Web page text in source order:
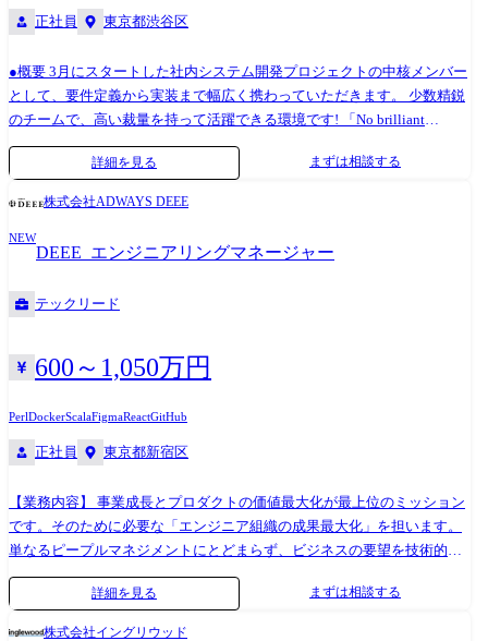
ー実行エンジンを構築し、エージェントの行動を安全に制御する
果責任 (KR/メトリクス) Agent SDK 採用率 (社内チームの利用率・満足度)
エージェント実行成功率 (タスク完了率、チェックポイントからのリカバ
リ成功率) Harness 起因の障害率 (ガードレール突破率、状態不整合率) 実
行レイテンシ P95 / P99 (Harness 層のオーバーヘッド) 推論コスト効率 (モ
デルルーティングによるコスト最適化) 開発者体験スコア (SDK / API の社
内 NPS) ●チーム体制 約120名が開発組織に在籍しています。 Agent
インフラ・SRE Data — データパイプライン・分析基盤 Agent Harness —
エージェント実行フレームワーク 密接に連携する役割: Agentic Product
Engineer — エージェント機能開発 (SDK のユーザー) Research Engineer —
研究開発・新手法の基盤統合 AI Quality Scientist — 評価パイプラインと
言語 : Python, Go (バックエンド・基盤開発) , TypeScript / React / Next.js
(フロントエンド部) / NX インフラ : GCP (コンテナ / K8s) , Docker,
GitHub, Notion AI 開発支援 : Claude Code MAX Plan, Cursor, ChatGPT,
インシデント自動解析を通じて品質と安定性の向上を実現します。 安
ら、技術者として大きく成長できるポジションです。 組織情報 モバイル
業界は高品質な通信サービスを提供し続けると同時に、コンテンツやサ
ービスといった非通信サービスも拡充しており、その提供するサービス
はますます拡がりを見せています。我々は通信サービスを支える大規模
ミッションクリティカルシステムを構築・維持管理するとともに、昨今
きく成長しています。事業環境および我々自身が変革期にあり、様々な
チャレンジ領域と機会があるなかで、大きなやりがいをもって自己成長
正社員 東京都渋谷区
●概要 3月にスタートした社内システム開発プロジェクトの中核メンバー
として、要件定義から実装まで幅広く携わっていただきます。 少数精鋭
のチームで、高い裁量を持って活躍できる環境です! 「No brilliant
Jerks」をテーマに掲げ、個人の技術力よりもチームパフォーマンスの最
大化を重視しています。 様々なバックグラウンドを持つメンバーが協力
し合い、お互いに高め合いながら成長できる環境をご用意しています。
これまでkintoneで管理していた社内システムの内製化に携わっていただ
きます。 ・Go を用いたバックエンドAPIの設計・開発を中心に担当して
いただきます。 ・AIエージェント(Claude Code / Cursor)と協働しなが
ら、仕様策定から実装・テストまでを一貫して推進していただきます。
域を広げ、フルスタックエンジニアとして成長できる環境です。 ・ま
た、必要に応じて周囲を巻き込みながら開発工程のディレクションを担
クト反映の高速サイクル ・ユーザー中心の開発アプローチ ・社内の力を
ら実装まで一貫して担当 ・AI駆動の開発スタイル ・Claude Code Skills
を活用したCI/CDレビュー自動化、仕様書と実装の差分チェック、テス
ト自動生成 ・デザインから実装への自動変換(バイブコーディング)をフ
ロント・バックエンド問わず実践 ・Cursor / Claude Code(Max Plan)/
Anthropic API を会社経費で全額負担 ・Claude 認定資格の取得補助サポ
ートあり ●学べるスキル ・バイブコーディング ─ 仕様が決まった状態か
詳細を見る まずは相談する
株式会社ADWAYS DEEE
NEW
DEEE_エンジニアリングマネージャー
テックリード
600～1,050万円
PerlDockerScalaFigmaReactGitHub
正社員 東京都新宿区
【業務内容】 事業成長とプロダクトの価値最大化が最上位のミッション
です。そのために必要な「エンジニア組織の成果最大化」を担います。
単なるピープルマネジメントにとどまらず、ビジネスの要望を技術的な
実行力に変換し、継続的にプロダクトが成長し続けるための「仕組み(人
とプロセス)」を設計・運用します。 具体的な業務内容は以下の通りで
詳細を見る まずは相談する
株式会社イングリウッド